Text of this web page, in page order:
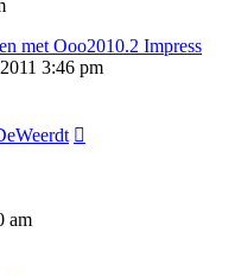
met Ooo2010.2 Impress
3:46 pm
am